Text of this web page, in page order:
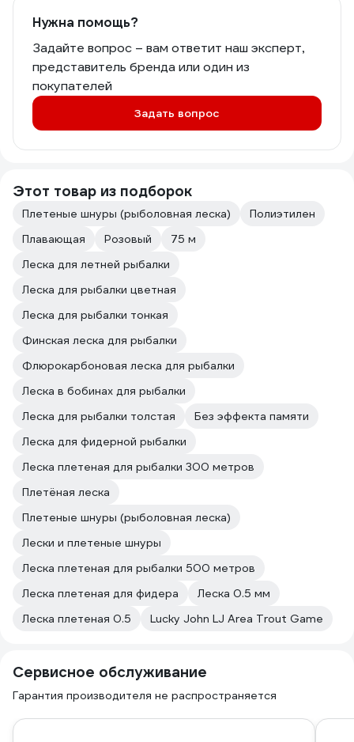
Нужна помощь?
Задайте вопрос – вам ответит наш эксперт,
представитель бренда или один из
покупателей
Задать вопрос
Этот товар из подборок
Плетеные шнуры (рыболовная леска)
Полиэтилен
Плавающая
Розовый
75 м
Леска для летней рыбалки
Леска для рыбалки цветная
Леска для рыбалки тонкая
Финская леска для рыбалки
Флюрокарбоновая леска для рыбалки
Леска в бобинах для рыбалки
Леска для рыбалки толстая
Без эффекта памяти
Леска для фидерной рыбалки
Леска плетеная для рыбалки 300 метров
Плетёная леска
Плетеные шнуры (рыболовная леска)
Лески и плетеные шнуры
Леска плетеная для рыбалки 500 метров
Леска плетеная для фидера
Леска 0.5 мм
Леска плетеная 0.5
Lucky John LJ Area Trout Game
Сервисное обслуживание
Гарантия производителя не распространяется